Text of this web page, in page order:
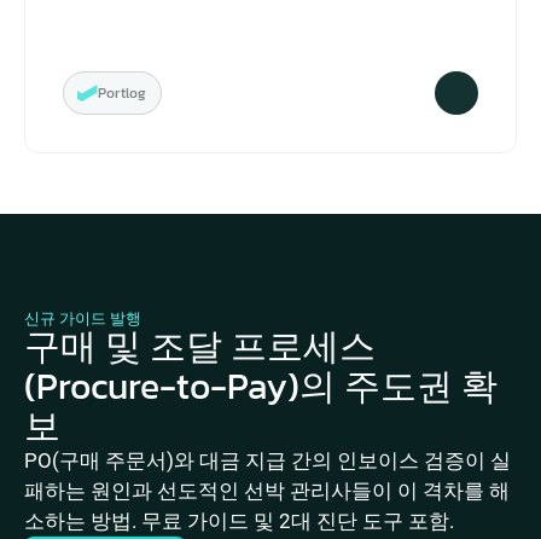
Portlog
신규 가이드 발행
구매 및 조달 프로세스
(Procure-to-Pay)의 주도권 확
보
PO(구매 주문서)와 대금 지급 간의 인보이스 검증이 실
패하는 원인과 선도적인 선박 관리사들이 이 격차를 해
소하는 방법. 무료 가이드 및 2대 진단 도구 포함.